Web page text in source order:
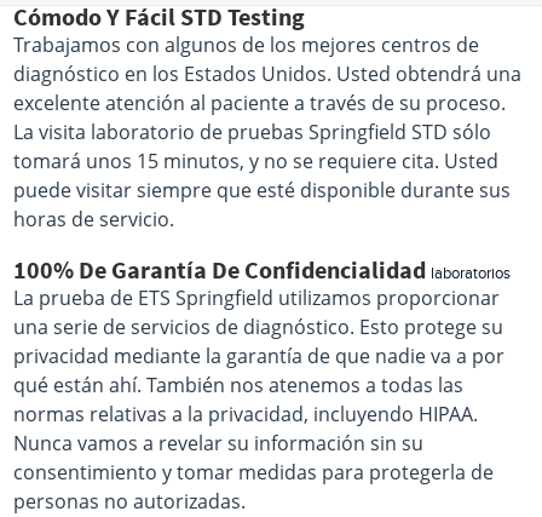
Cómodo Y Fácil STD Testing
Trabajamos con algunos de los mejores centros de
diagnóstico en los Estados Unidos. Usted obtendrá una
excelente atención al paciente a través de su proceso.
La visita laboratorio de pruebas Springfield STD sólo
tomará unos 15 minutos, y no se requiere cita. Usted
puede visitar siempre que esté disponible durante sus
horas de servicio.
100% De Garantía De Confidencialidad laboratorios
La prueba de ETS Springfield utilizamos proporcionar
una serie de servicios de diagnóstico. Esto protege su
privacidad mediante la garantía de que nadie va a por
qué están ahí. También nos atenemos a todas las
normas relativas a la privacidad, incluyendo HIPAA.
Nunca vamos a revelar su información sin su
consentimiento y tomar medidas para protegerla de
personas no autorizadas.